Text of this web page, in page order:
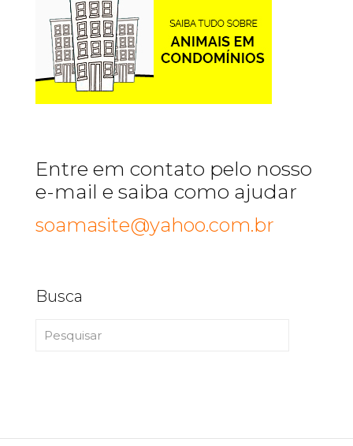
Entre em contato pelo nosso
e-mail e saiba como ajudar
soamasite@yahoo.com.br
Busca